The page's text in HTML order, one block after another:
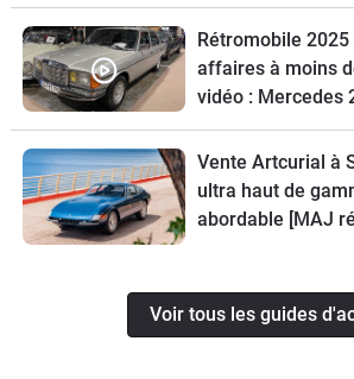
Rétromobile
affaires à moins
vidéo : Mercedes
Vente Artcurial à
ultra haut de
abordable [MAJ
Voir tous les guides